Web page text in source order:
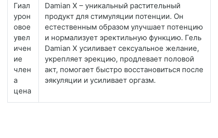
Гиал
урон
овое
увел
ичен
ие
член
а
цена
Damian X – уникальный растительный
продукт для стимуляции потенции. Он
естественным образом улучшает потенцию
и нормализует эректильную функцию. Гель
Damian X усиливает сексуальное желание,
укрепляет эрекцию, продлевает половой
акт, помогает быстро восстановиться после
эякуляции и усиливает оргазм.